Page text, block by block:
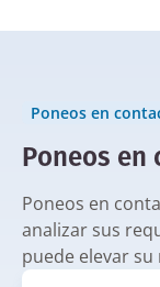
Poneos en
Poneos en
Poneos en
analizar sus
puede elevar